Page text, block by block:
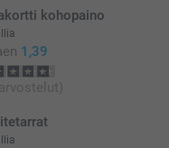
kohopaino
1,39